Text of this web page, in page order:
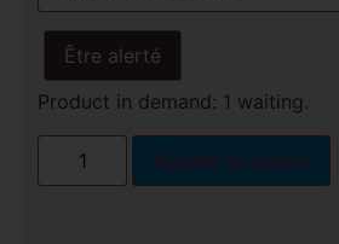
Être alerté
Product in demand: 1 waiting.
Ajouter au panier